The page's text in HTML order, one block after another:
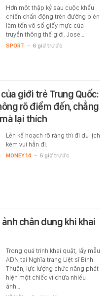
Hơn một thập kỷ sau cuộc khẩu
chiến chấn động trên đường biên
làm tốn vô số giấy mực của
truyền thông thế giới, Jose…
SPORT - 6 giờ trước
giới trẻ Trung Quốc:
rõ điểm đến, chẳng
lại thích
Lên kế hoạch rõ ràng thì đi du lịch
kém vui hẳn đi.
MONEY.14 - 6 giờ trước
chân dung khi khai
Trong quá trình khai quật, lấy mẫu
ADN tại Nghĩa trang Liệt sĩ Bình
Thuận, lực lượng chức năng phát
hiện một chiếc ví chứa nhiều
ảnh…